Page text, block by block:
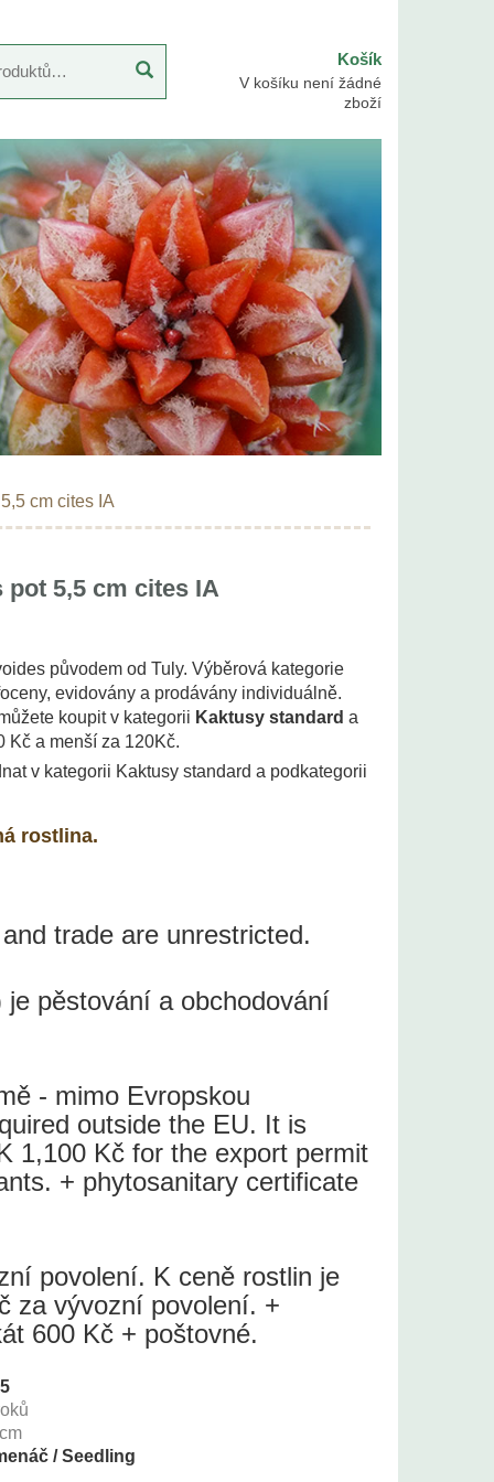
Košík
V košíku není žádné
zboží
cm cites IA
5,5 cm cites IA
původem od Tuly. Výběrová kategorie
evidovány a prodávány individuálně.
koupit v kategorii Kaktusy standard a
Kč a menší za 120Kč.
v kategorii Kaktusy standard a podkategorii
rostlina.
trade are unrestricted.
pěstování a obchodování
- mimo Evropskou
outside the EU. It is
1,100 Kč for the export permit
+ phytosanitary certificate
povolení. K ceně rostlin je
za vývozní povolení. +
600 Kč + poštovné.
cm
/ Seedling